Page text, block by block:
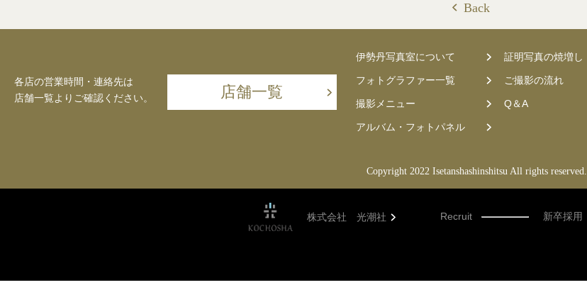
Back
各店の営業時間・連絡先は
店舗一覧よりご確認ください。
店舗一覧
伊勢丹写真室について 証明写真の焼増し
フォトグラファー一覧 ご撮影の流れ
撮影メニュー Q＆A
アルバム・フォトパネル
Copyright 2022 Isetanshashinshitsu All rights reserved.
株式会社 光潮社 Recruit 新卒採用